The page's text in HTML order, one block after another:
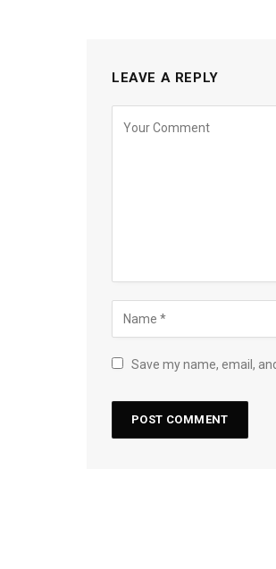
LEAVE A REPLY
Save my name, email,